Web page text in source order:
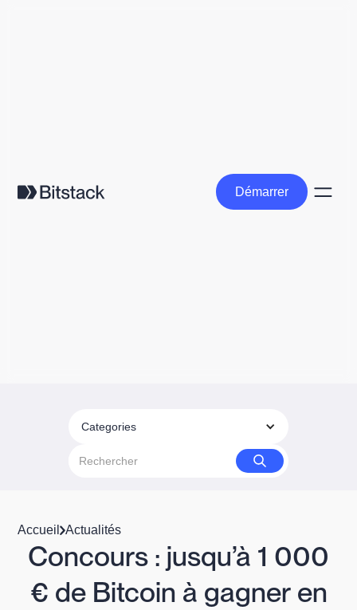
Démarrer
Démarrer
Categories
Accueil Actualités
Concours : jusqu’à 1 000
€ de Bitcoin à gagner en